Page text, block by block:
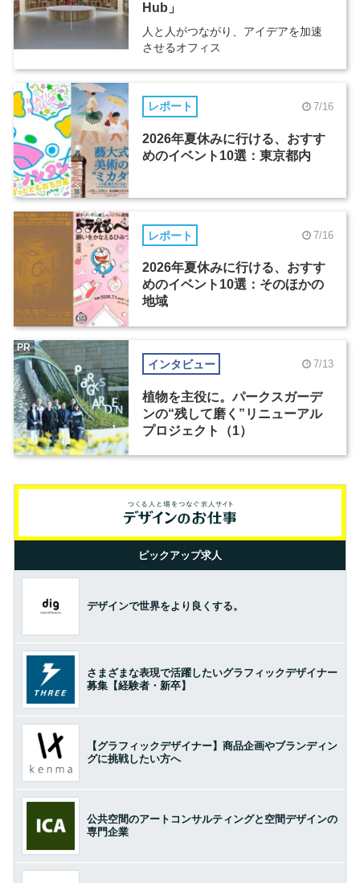
Hub」
人と人がつながり、アイデアを加速
させるオフィス
レポート 7/16
2026年夏休みに行ける、おすす
めのイベント10選：東京都内
レポート 7/16
2026年夏休みに行ける、おすす
めのイベント10選：そのほかの
地域
インタビュー 7/13
植物を主役に。パークスガーデ
ンの“残して磨く”リニューアル
プロジェクト（1）
PR
ピックアップ求人
デザインで世界をより良くする。
さまざまな表現で活躍したいグラフィックデザイナー
募集【経験者・新卒】
【グラフィックデザイナー】商品企画やブランディン
グに挑戦したい方へ
公共空間のアートコンサルティングと空間デザインの
専門企業